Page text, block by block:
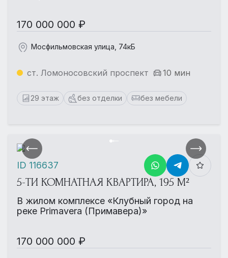
170 000 000 ₽
Мосфильмовская улица, 74кБ
ст. Ломоносовский проспект 10 мин
29 этаж без отделки без мебели
5-ТИ КОМНАТНАЯ КВАРТИРА, 195 М²
В жилом комплексе «Клубный город на
реке Primavera (Примавера)»
170 000 000 ₽
ID 116637